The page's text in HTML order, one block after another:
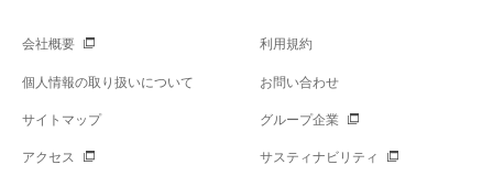
会社概要 利用規約
個人情報の取り扱いについて お問い合わせ
サイトマップ グループ企業
アクセス サスティナビリティ